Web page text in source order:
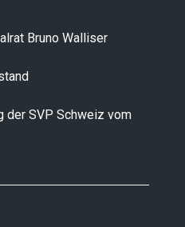
Bruno Walliser
der SVP Schweiz vom